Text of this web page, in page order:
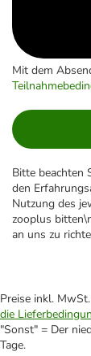
Mit dem
Bitte beachten
den
Nutzung des
zooplus
an uns zu
Preise inkl.
die
"Sonst" = Der
Tage.